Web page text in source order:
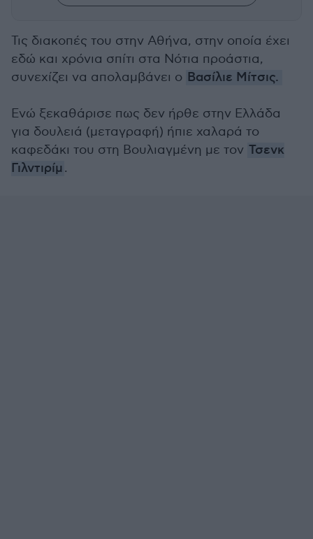
Τις διακοπές του στην Αθήνα, στην οποία έχει
εδώ και χρόνια σπίτι στα Νότια προάστια,
συνεχίζει να απολαμβάνει ο Βασίλιε Μίτσις.
Ενώ ξεκαθάρισε πως δεν ήρθε στην Ελλάδα
για δουλειά (μεταγραφή) ήπιε χαλαρά το
καφεδάκι του στη Βουλιαγμένη με τον Τσενκ
Γιλντιρίμ.